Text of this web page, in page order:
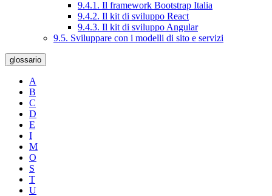
9.4.1. Il framework Bootstrap Italia
9.4.2. Il kit di sviluppo React
9.4.3. Il kit di sviluppo Angular
9.5. Sviluppare con i modelli di sito e servizi
glossario
A
B
C
D
E
I
M
O
S
T
U